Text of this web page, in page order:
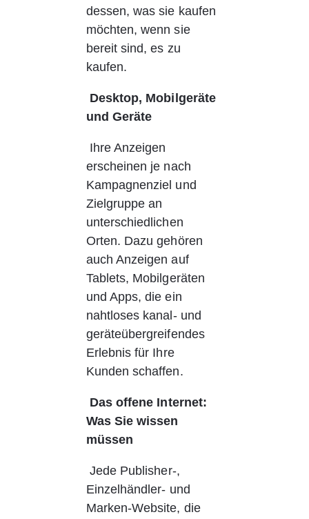
dessen, was sie kaufen
möchten, wenn sie
bereit sind, es zu
kaufen.
Desktop, Mobilgeräte
und Geräte
erscheinen je nach
Kampagnenziel und
Zielgruppe an
unterschiedlichen
Orten. Dazu gehören
auch Anzeigen auf
Tablets, Mobilgeräten
und Apps, die ein
nahtloses kanal- und
geräteübergreifendes
Erlebnis für Ihre
Kunden schaffen.
Das offene Internet:
Was Sie wissen
müssen
Einzelhändler- und
Marken-Website, die